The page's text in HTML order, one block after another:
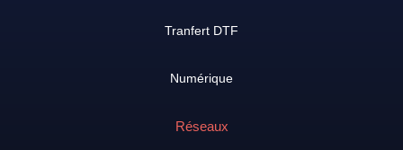
Tranfert DTF
Numérique
Réseaux